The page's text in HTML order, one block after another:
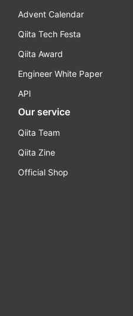
Advent Calendar
Qiita Tech Festa
Qiita Award
Engineer White Paper
API
Our service
Qiita Team
Qiita Zine
Official Shop